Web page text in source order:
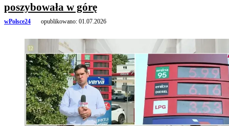
poszybowała w górę
wPolsce24 opublikowano: 01.07.2026